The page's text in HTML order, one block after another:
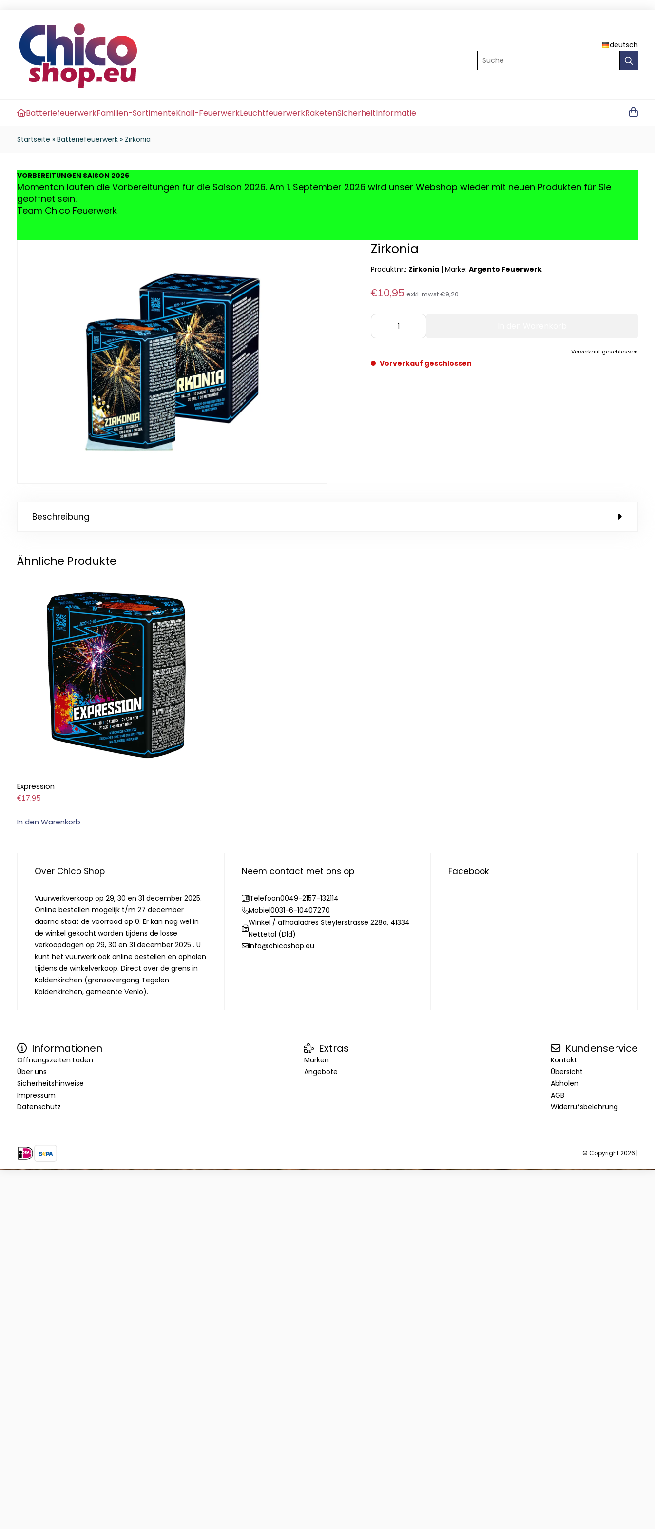
deutsch
Suche
BatteriefeuerwerkFamilien-SortimenteKnall-FeuerwerkLeuchtfeuerwerkRaketenSicherheitInformatie
Startseite » Batteriefeuerwerk » Zirkonia
VORBEREITUNGEN SAISON 2026
Momentan laufen die Vorbereitungen für die Saison 2026. Am 1. September 2026 wird unser Webshop wieder mit neuen Produkten für Sie
geöffnet sein.
Team Chico Feuerwerk
Zirkonia
Produktnr.: Zirkonia |Marke:Argento Feuerwerk
€10,95 exkl. mwst€9,20
Vorverkauf geschlossen
Vorverkauf geschlossen
Beschreibung
Ähnliche Produkte
Expression
€17,95
In den Warenkorb
Over Chico Shop
Vuurwerkverkoop op 29, 30 en 31 december 2025.
Online bestellen mogelijk t/m 27 december
daarna staat de voorraad op 0. Er kan nog wel in
de winkel gekocht worden tijdens de losse
verkoopdagen op 29, 30 en 31 december 2025 . U
kunt het vuurwerk ook online bestellen en ophalen
tijdens de winkelverkoop. Direct over de grens in
Kaldenkirchen (grensovergang Tegelen-
Kaldenkirchen, gemeente Venlo).
Neem contact met ons op
Telefoon0049-2157-132114
Mobiel0031-6-10407270
Winkel / afhaaladres Steylerstrasse 228a, 41334
Nettetal (Dld)
info@chicoshop.eu
Facebook
Informationen
Öffnungszeiten Laden
Über uns
Sicherheitshinweise
Impressum
Datenschutz
Extras
Marken
Angebote
Kundenservice
Kontakt
Übersicht
Abholen
AGB
Widerrufsbelehrung
© Copyright 2026 |